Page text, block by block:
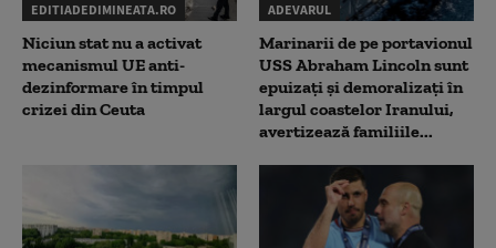
EDITIADEDIMINEATA.RO
Niciun stat nu a activat
mecanismul UE anti-
dezinformare în timpul
crizei din Ceuta
ADEVARUL
Marinarii de pe portavionul
USS Abraham Lincoln sunt
epuizați și demoralizați în
largul coastelor Iranului,
avertizează familiile...